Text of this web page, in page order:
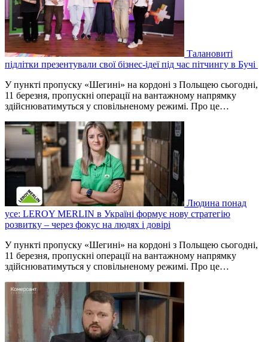
Талановиті
підлітки презентували свої бізнес-ідеї під час пітчингу в Бучі
У пункті пропуску «Шегині» на кордоні з Польщею сьогодні,
11 березня, пропускні операції на вантажному напрямку
здійснюватимуться у сповільненому режимі. Про це…
Людина понад
усе: LEROY MERLIN в Україні формує нову стратегію
розвитку – через фокус на людях і довірі
У пункті пропуску «Шегині» на кордоні з Польщею сьогодні,
11 березня, пропускні операції на вантажному напрямку
здійснюватимуться у сповільненому режимі. Про це…